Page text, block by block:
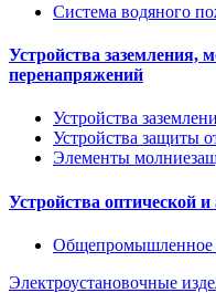
Система водяного
Устройства
перенапряжений
Устройства
Устройства защиты
Элементы
Устройства оптической
Общепромышленное
Электроустановочные